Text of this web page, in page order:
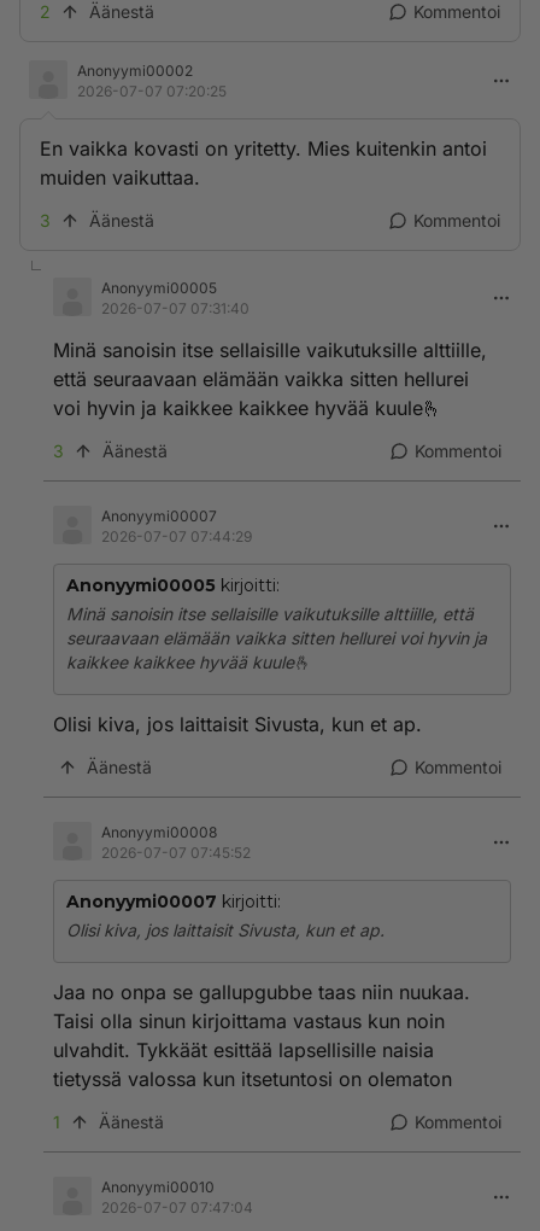
2 Äänestä Kommentoi
Anonyymi00002
2026-07-07 07:20:25
En vaikka kovasti on yritetty. Mies kuitenkin antoi
muiden vaikuttaa.
3 Äänestä Kommentoi
Anonyymi00005
2026-07-07 07:31:40
Minä sanoisin itse sellaisille vaikutuksille alttiille,
että seuraavaan elämään vaikka sitten hellurei
voi hyvin ja kaikkee kaikkee hyvää kuule🫰
3 Äänestä Kommentoi
Anonyymi00007
2026-07-07 07:44:29
Anonyymi00005 kirjoitti:
Minä sanoisin itse sellaisille vaikutuksille alttiille, että
seuraavaan elämään vaikka sitten hellurei voi hyvin ja
kaikkee kaikkee hyvää kuule🫰
Olisi kiva, jos laittaisit Sivusta, kun et ap.
Äänestä Kommentoi
Anonyymi00008
2026-07-07 07:45:52
Anonyymi00007 kirjoitti:
Olisi kiva, jos laittaisit Sivusta, kun et ap.
Jaa no onpa se gallupgubbe taas niin nuukaa.
Taisi olla sinun kirjoittama vastaus kun noin
ulvahdit. Tykkäät esittää lapsellisille naisia
tietyssä valossa kun itsetuntosi on olematon
1 Äänestä Kommentoi
Anonyymi00010
2026-07-07 07:47:04